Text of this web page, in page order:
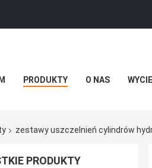
PRODUKTY O NAS
zestawy uszczelnień cylindrów
PRODUKTY